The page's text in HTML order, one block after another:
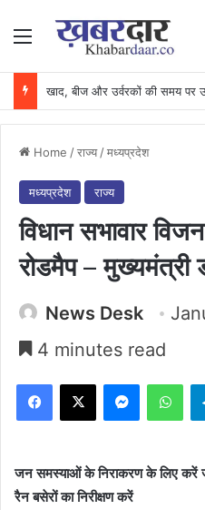
Menu
Home /राज्य /मध्यप्रदेश
मध्यप्रदेश राज्य
विधान सभावार
रोडमैप – मुख्यमंत्री
News Desk
4 minutes read
Facebook
X Messenger
जन समस्याओं के निराकरण के लिए करें
रैन बसेरों का निरीक्षण करें